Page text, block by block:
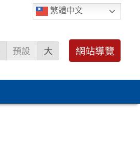
繁體中文
預設 大 網站導覽